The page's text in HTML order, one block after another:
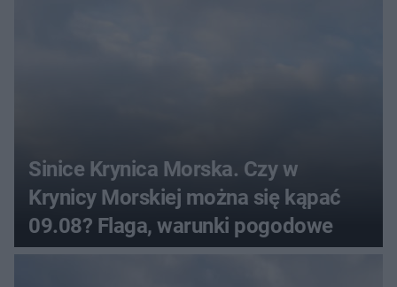
Sinice Krynica Morska. Czy w
Krynicy Morskiej można się kąpać
09.08? Flaga, warunki pogodowe